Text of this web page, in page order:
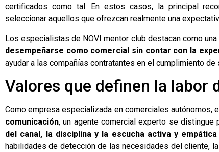
certificados como tal. En estos casos, la principal
seleccionar aquellos que ofrezcan realmente una
Los especialistas de NOVI mentor club destacan como
desempeñarse como comercial sin contar con la
ayudar a las compañías contratantes en el cumplimiento
Valores que definen la labor
Como empresa especializada en comerciales autónomos,
comunicación, un agente comercial experto se distingue
del canal, la disciplina y la escucha activa y
habilidades de detección de las necesidades del cliente,